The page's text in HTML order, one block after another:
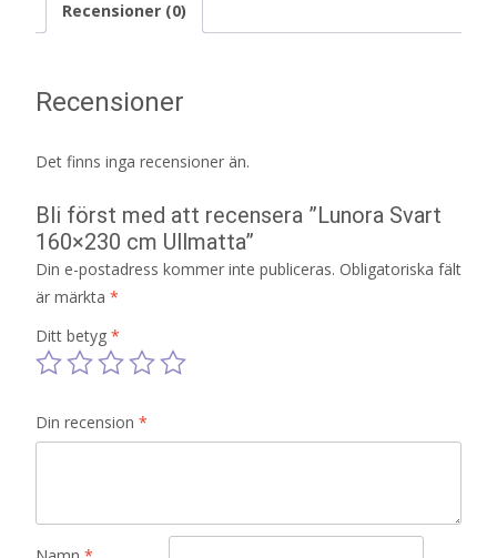
Recensioner (0)
Recensioner
Det finns inga recensioner än.
Bli först med att recensera ”Lunora Svart
160×230 cm Ullmatta”
Din e-postadress kommer inte publiceras. Obligatoriska fält
är märkta *
Ditt betyg *
Din recension *